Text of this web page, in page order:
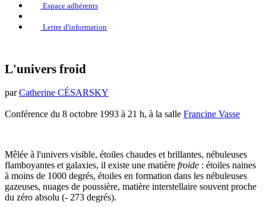
Espace adhérents
Lettre d'information
L'univers froid
parCatherine CÉSARSKY
Conférence du 8 octobre 1993 à 21 h, à la salle Francine Vasse
Mêlée à l'univers visible, étoiles chaudes et brillantes, nébuleuses
flamboyantes et galaxies, il existe une matière froide : étoiles naines
à moins de 1000 degrés, étoiles en formation dans les nébuleuses
gazeuses, nuages de poussière, matière interstellaire souvent proche
du zéro absolu (- 273 degrés).